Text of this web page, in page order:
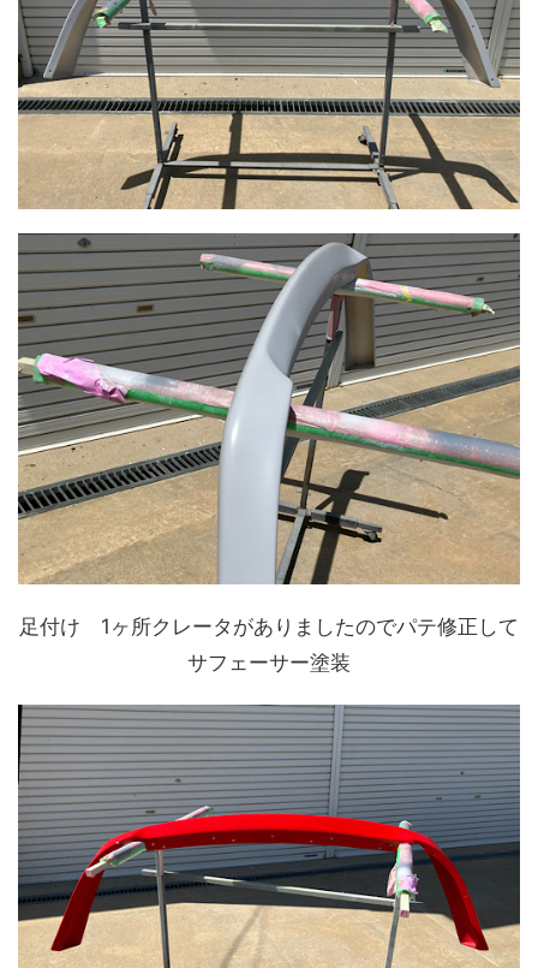
足付け 1ヶ所クレータがありましたのでパテ修正して
サフェーサー塗装